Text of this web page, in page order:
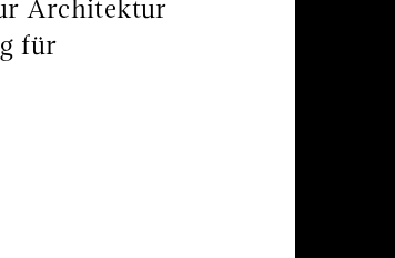
Architektur
für